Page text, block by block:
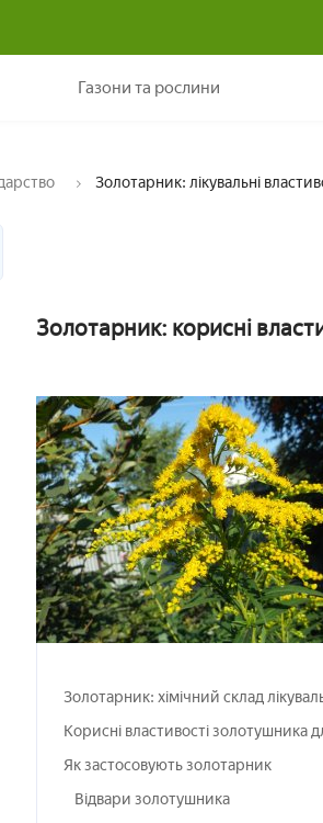
Газони та рослини
Золотарник: лікувальні
Золотарник: корисні
Золотарник: хімічний склад
Корисні властивості золотушника
Як застосовують золотарник
Відвари золотушника